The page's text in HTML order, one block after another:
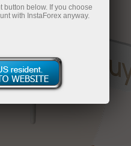
button below. If you choose
with InstaForex anyway.